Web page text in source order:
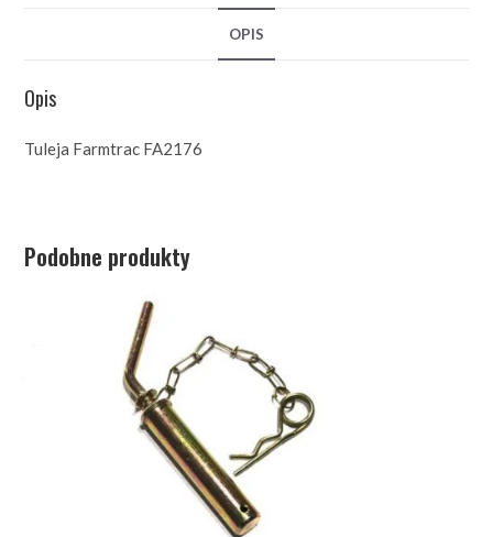
OPIS
Opis
Tuleja Farmtrac FA2176
Podobne produkty